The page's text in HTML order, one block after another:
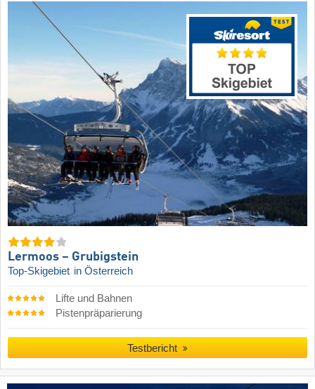
Lermoos – Grubigstein
Top-Skigebiet in Österreich
Lifte und Bahnen
Pistenpräparierung
Testbericht